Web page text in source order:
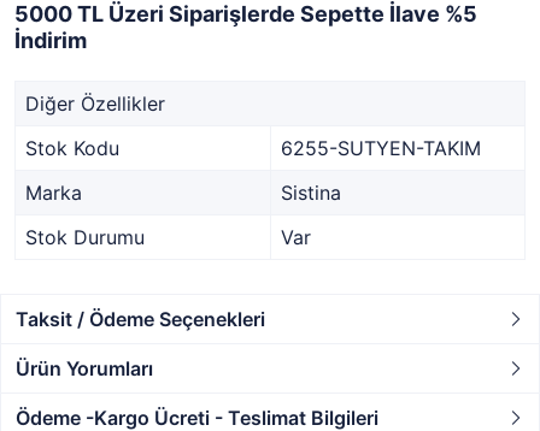
5000 TL Üzeri Siparişlerde Sepette İlave %5
İndirim
Diğer Özellikler
Stok Kodu
6255-SUTYEN-TAKIM
Marka
Sistina
Stok Durumu
Var
Taksit / Ödeme Seçenekleri
Ürün Yorumları
Ödeme -Kargo Ücreti - Teslimat Bilgileri